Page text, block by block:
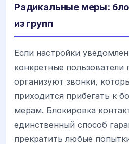
Радикальные меры:
из групп
Если настройки
конкретные пользователи
организуют звонки,
приходится прибегать к
мерам. Блокировка
единственный способ
прекратить любые